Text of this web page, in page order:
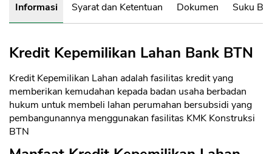
Informasi Syarat dan Ketentuan Dokumen Suku
Kredit Kepemilikan Lahan Bank BTN
Kredit Kepemilikan Lahan adalah fasilitas kredit yang
memberikan kemudahan kepada badan usaha berbadan
hukum untuk membeli lahan perumahan bersubsidi yang
pembangunannya menggunakan fasilitas KMK Konstruksi
BTN